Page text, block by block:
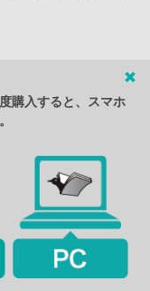
購入すると、スマホ